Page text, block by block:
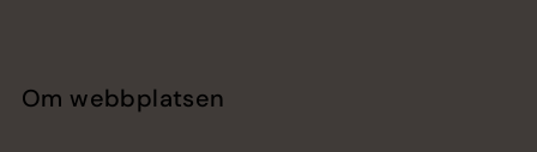
Om webbplatsen